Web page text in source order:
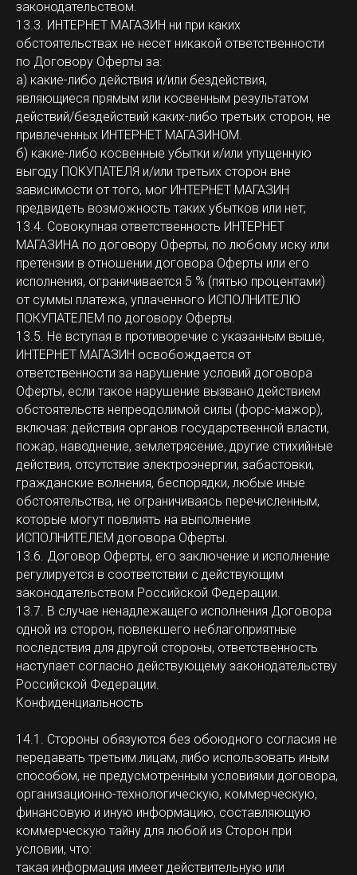
законодательством.
13.3. ИНТЕРНЕТ МАГАЗИН ни при каких
обстоятельствах не несет никакой ответственности
по Договору Оферты за:
а) какие-либо действия и/или бездействия,
являющиеся прямым или косвенным результатом
действий/бездействий каких-либо третьих сторон, не
привлеченных ИНТЕРНЕТ МАГАЗИНОМ.
б) какие-либо косвенные убытки и/или упущенную
выгоду ПОКУПАТЕЛЯ и/или третьих сторон вне
зависимости от того, мог ИНТЕРНЕТ МАГАЗИН
предвидеть возможность таких убытков или нет;
13.4. Совокупная ответственность ИНТЕРНЕТ
МАГАЗИНА по договору Оферты, по любому иску или
претензии в отношении договора Оферты или его
исполнения, ограничивается 5 % (пятью процентами)
от суммы платежа, уплаченного ИСПОЛНИТЕЛЮ
ПОКУПАТЕЛЕМ по договору Оферты.
13.5. Не вступая в противоречие с указанным выше,
ИНТЕРНЕТ МАГАЗИН освобождается от
ответственности за нарушение условий договора
Оферты, если такое нарушение вызвано действием
обстоятельств непреодолимой силы (форс-мажор),
включая: действия органов государственной власти,
пожар, наводнение, землетрясение, другие стихийные
действия, отсутствие электроэнергии, забастовки,
гражданские волнения, беспорядки, любые иные
обстоятельства, не ограничиваясь перечисленным,
которые могут повлиять на выполнение
ИСПОЛНИТЕЛЕМ договора Оферты.
13.6. Договор Оферты, его заключение и исполнение
регулируется в соответствии с действующим
законодательством Российской Федерации.
13.7. В случае ненадлежащего исполнения Договора
одной из сторон, повлекшего неблагоприятные
последствия для другой стороны, ответственность
наступает согласно действующему законодательству
Российской Федерации.
Конфиденциальность
14.1. Стороны обязуются без обоюдного согласия не
передавать третьим лицам, либо использовать иным
способом, не предусмотренным условиями договора,
организационно-технологическую, коммерческую,
финансовую и иную информацию, составляющую
коммерческую тайну для любой из Сторон при
условии, что:
такая информация имеет действительную или